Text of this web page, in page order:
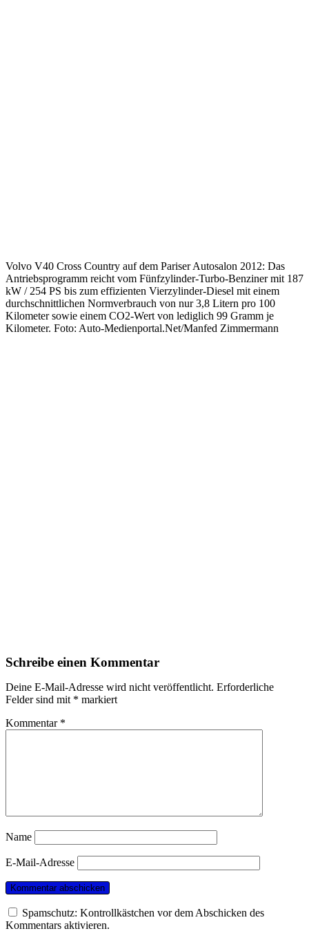
Volvo V40 Cross Country auf dem Pariser Autosalon 2012: Das
Antriebsprogramm reicht vom Fünfzylinder-Turbo-Benziner mit 187
kW / 254 PS bis zum effizienten Vierzylinder-Diesel mit einem
durchschnittlichen Normverbrauch von nur 3,8 Litern pro 100
Kilometer sowie einem CO2-Wert von lediglich 99 Gramm je
Kilometer. Foto: Auto-Medienportal.Net/Manfed Zimmermann
Schreibe einen Kommentar
Deine E-Mail-Adresse wird nicht veröffentlicht. Erforderliche
Felder sind mit * markiert
Kommentar *
Name
E-Mail-Adresse
Spamschutz: Kontrollkästchen vor dem Abschicken des
Kommentars aktivieren.